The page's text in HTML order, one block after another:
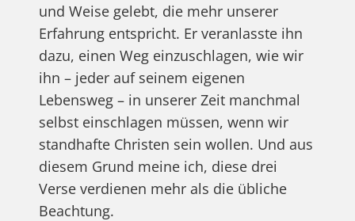
und Weise gelebt, die mehr unserer
Erfahrung entspricht. Er veranlasste ihn
dazu, einen Weg einzuschlagen, wie wir
ihn – jeder auf seinem eigenen
Lebensweg – in unserer Zeit manchmal
selbst einschlagen müssen, wenn wir
standhafte Christen sein wollen. Und aus
diesem Grund meine ich, diese drei
Verse verdienen mehr als die übliche
Beachtung.